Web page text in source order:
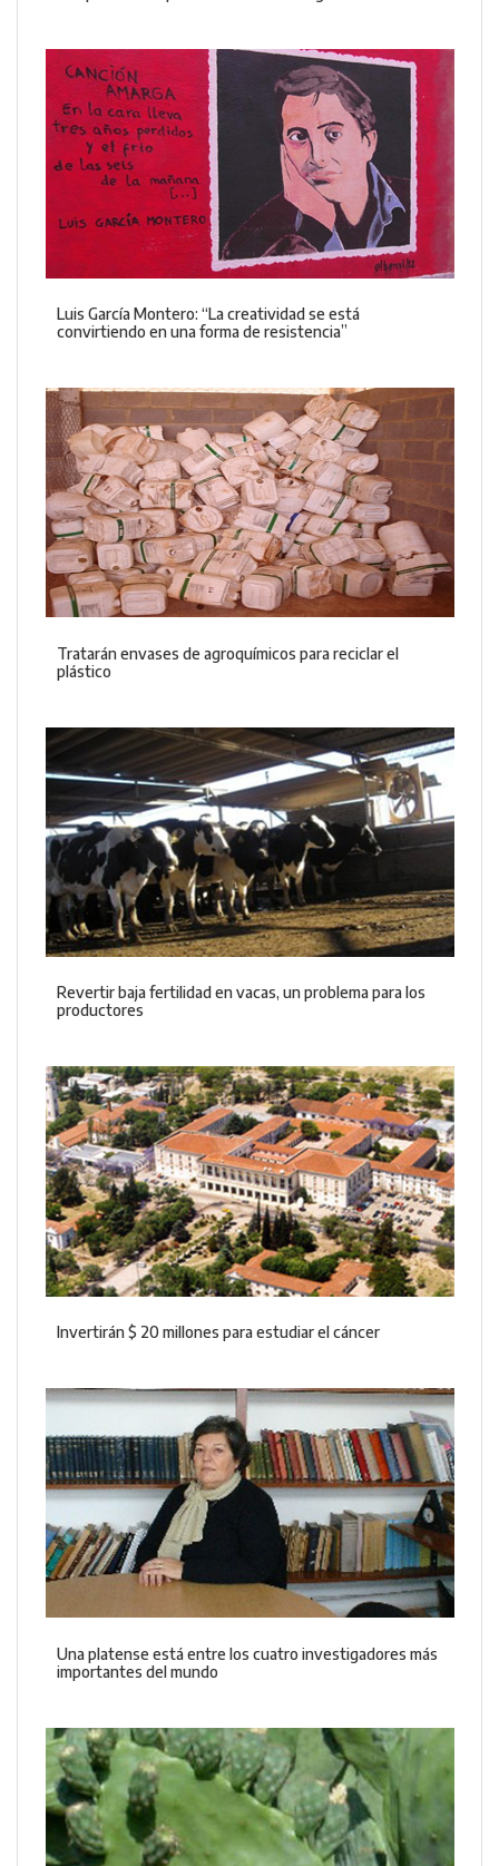
Luis García Montero: “La creatividad se está
convirtiendo en una forma de resistencia”
Tratarán envases de agroquímicos para reciclar el
plástico
Revertir baja fertilidad en vacas, un problema para los
productores
Invertirán $ 20 millones para estudiar el cáncer
Una platense está entre los cuatro investigadores más
importantes del mundo